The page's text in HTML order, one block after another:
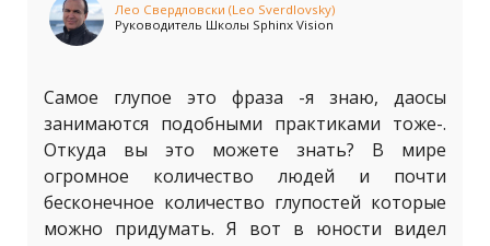
Лео Свердловски (Leo Sverdlovsky)
Руководитель Школы Sphinx Vision
Самое глупое это фраза -я знаю, даосы
занимаются подобными практиками тоже-.
Откуда вы это можете знать? В мире
огромное количество людей и почти
бесконечное количество глупостей которые
можно придумать. Я вот в юности видел